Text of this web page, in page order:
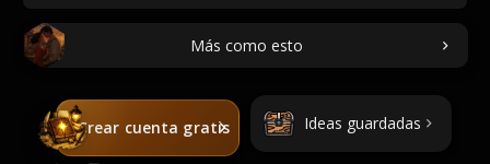
Más como esto
Crear cuenta gratis Ideas guardadas